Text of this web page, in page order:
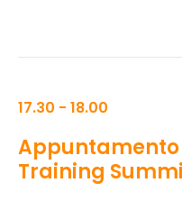
17.30 - 18.00
Appuntamento
Training